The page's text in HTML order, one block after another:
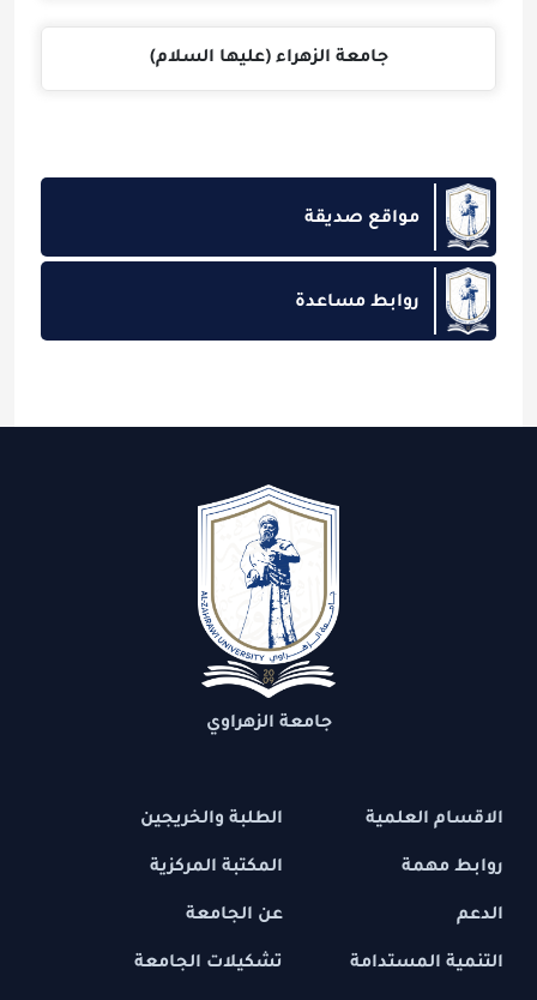
جامعة الزهراء (عليها السلام)
مواقع صديقة
روابط مساعدة
جامعة الزهراوي
الاقسام العلمية
روابط مهمة
الدعم
التنمية المستدامة
الطلبة والخريجين
المكتبة المركزية
عن الجامعة
تشكيلات الجامعة